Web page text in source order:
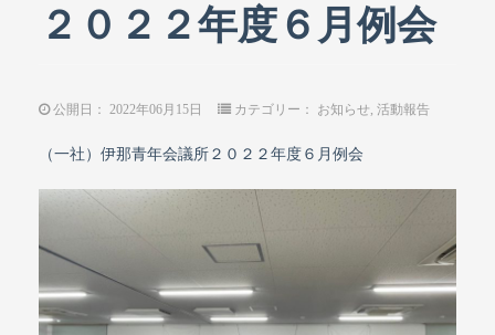
２０２２年度６月例会
公開日： 2022年06月15日 カテゴリー： お知らせ, 活動報告
（一社）伊那青年会議所２０２２年度６月例会